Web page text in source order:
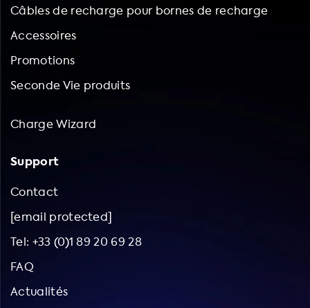
Câbles de recharge pour bornes de recharge
Accessoires
Promotions
Seconde Vie produits
Charge Wizard
Support
Contact
[email protected]
Tel: +33 (0)1 89 20 69 28
FAQ
Actualités